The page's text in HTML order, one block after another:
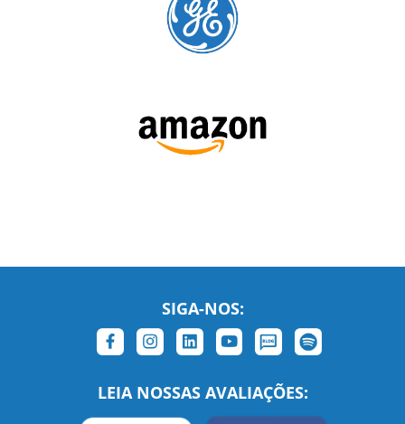
SIGA-NOS: